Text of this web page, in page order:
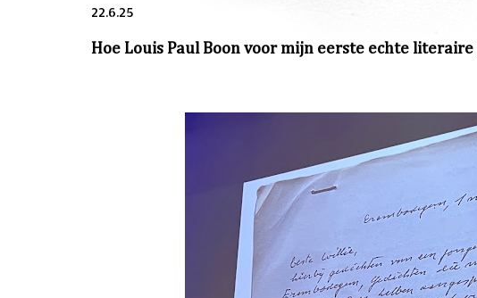
22.6.25
Hoe Louis Paul Boon voor mijn eerste echte